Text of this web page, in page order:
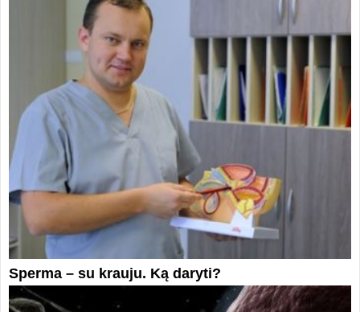
Sperma – su krauju. Ką daryti?